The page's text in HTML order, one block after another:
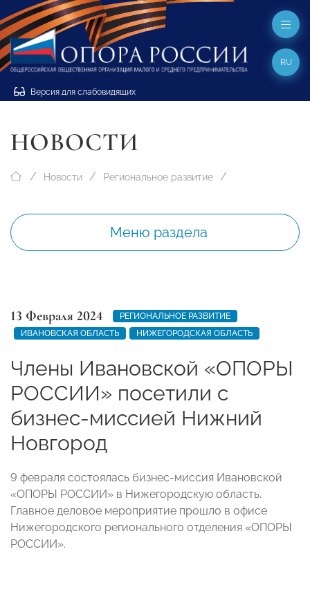
Версия для слабовидящих
RU
НОВОСТИ
Новости Региональное развитие
Меню раздела
13 Февраля 2024
РЕГИОНАЛЬНОЕ РАЗВИТИЕ
ИВАНОВСКАЯ ОБЛАСТЬ
НИЖЕГОРОДСКАЯ ОБЛАСТЬ
Члены Ивановской «ОПОРЫ
РОССИИ» посетили с
бизнес-миссией Нижний
Новгород
9 февраля состоялась бизнес-миссия Ивановской
«ОПОРЫ РОССИИ» в Нижегородскую область.
Главное деловое мероприятие прошло в офисе
Нижегородского регионального отделения «ОПОРЫ
РОССИИ».